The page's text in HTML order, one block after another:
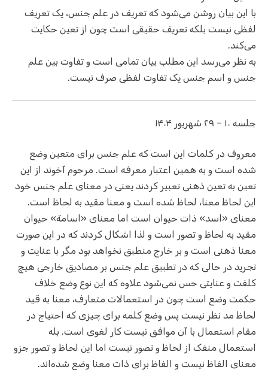
با این بیان روشن می‌شود که تعریف در علم جنس، یک تعریف
لفظی نیست بلکه تعریف حقیقی است چون از تعین حکایت
می‌کند.
به نظر می‌رسد این مطلب بیان تمامی است و تفاوت بین علم
جنس و اسم جنس یک تفاوت لفظی صرف نیست.
جلسه ۱۰ – ۲۹ شهریور ۱۴۰۴
معروف در کلمات این است که علم جنس برای متعین وضع
شده است و به همین اعتبار معرفه است. مرحوم آخوند از این
تعین به تعین ذهنی تعبیر کردند یعنی در معنای علم جنس خود
این لحاظ معنا، لحاظ شده است و معنا مقید به لحاظ است.
معنای «اسد» ذات حیوان است اما معنای «اسامة» حیوان
مقید به لحاظ و تصور است و لذا اشکال کردند که در این صورت
معنا ذهنی است و بر خارج منطبق نخواهد بود مگر با عنایت و
تجرید در حالی که در تطبیق علم جنس بر مصادیق خارجی هیچ
کلفت و عنایتی حس نمی‌شود علاوه که این نوع وضع خلاف
حکمت وضع است چون در استعمالات متعارف، معنا به قید
لحاظ مد نظر نیست پس وضع کلمه برای چیزی که احتیاج در
مقام استعمال با آن موافق نیست کار لغوی است. بله
استعمال منفک از لحاظ و تصور نیست اما این لحاظ و تصور جزو
معنای الفاظ نیست و الفاظ برای ذات معنا وضع شده‌اند.